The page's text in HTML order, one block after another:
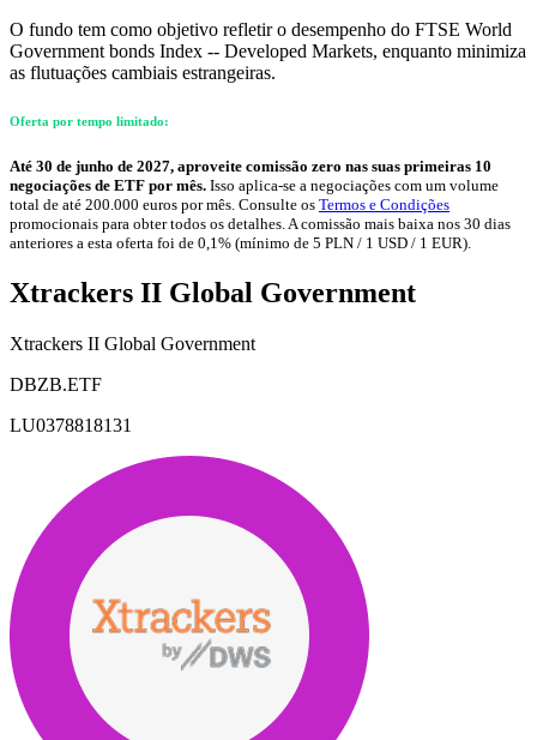
O fundo tem como objetivo refletir o desempenho do FTSE World
Government bonds Index -- Developed Markets, enquanto minimiza
as flutuações cambiais estrangeiras.
Oferta por tempo limitado:
Até 30 de junho de 2027, aproveite comissão zero nas suas primeiras 10
negociações de ETF por mês. Isso aplica-se a negociações com um volume
total de até 200.000 euros por mês. Consulte os Termos e Condições
promocionais para obter todos os detalhes. A comissão mais baixa nos 30 dias
anteriores a esta oferta foi de 0,1% (mínimo de 5 PLN / 1 USD / 1 EUR).
Xtrackers II Global Government
Xtrackers II Global Government
DBZB.ETF
LU0378818131